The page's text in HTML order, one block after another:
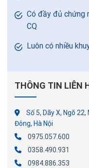
Có đầy đủ chứng
CQ
Luôn có nhiều
THÔNG TIN LIÊN
Số 5, Dãy X, Ngõ 22,
Đông, Hà Nội
0975.057.600
0358.490.931
0984.886.353